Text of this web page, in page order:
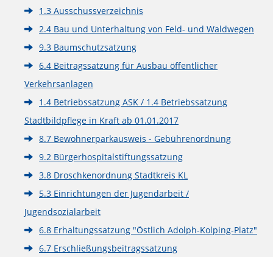
1.3 Ausschussverzeichnis
2.4 Bau und Unterhaltung von Feld- und Waldwegen
9.3 Baumschutzsatzung
6.4 Beitragssatzung für Ausbau öffentlicher
Verkehrsanlagen
1.4 Betriebssatzung ASK / 1.4 Betriebssatzung
Stadtbildpflege in Kraft ab 01.01.2017
8.7 Bewohnerparkausweis - Gebührenordnung
9.2 Bürgerhospitalstiftungssatzung
3.8 Droschkenordnung Stadtkreis KL
5.3 Einrichtungen der Jugendarbeit /
Jugendsozialarbeit
6.8 Erhaltungssatzung "Östlich Adolph-Kolping-Platz"
6.7 Erschließungsbeitragssatzung